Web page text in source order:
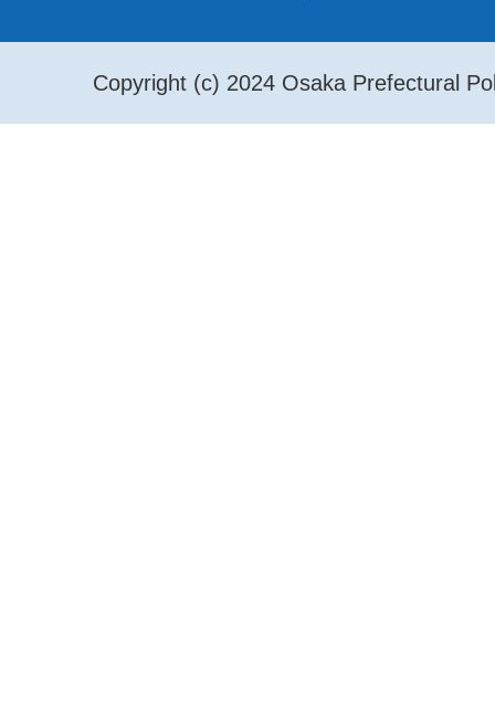
Copyright (c) 2024 Osaka Prefectural